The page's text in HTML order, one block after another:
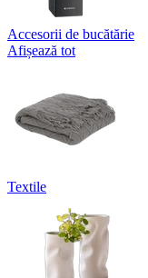
Accesorii de bucătărie
Afișează tot
Textile